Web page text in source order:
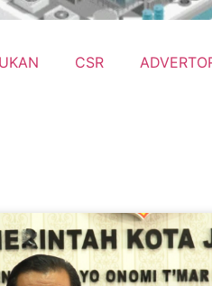
CSR